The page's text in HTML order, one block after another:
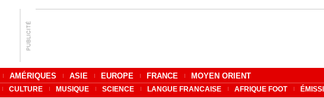
AMÉRIQUES ASIE EUROPE FRANCE MOYEN ORIENT
CULTURE MUSIQUE SCIENCE LANGUE FRANCAISE AFRIQUE FOOT